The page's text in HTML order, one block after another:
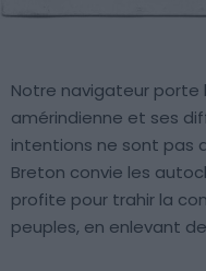
Notre navigateur porte
amérindienne et ses
intentions ne sont pas
Breton convie les
profite pour trahir la
peuples, en enlevant